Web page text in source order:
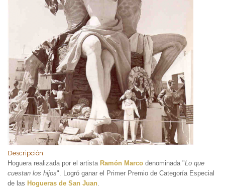
Descripción:
Hoguera realizada por el artista Ramón Marco denominada "Lo que
cuestan los hijos". Logró ganar el Primer Premio de Categoría Especial
de las Hogueras de San Juan